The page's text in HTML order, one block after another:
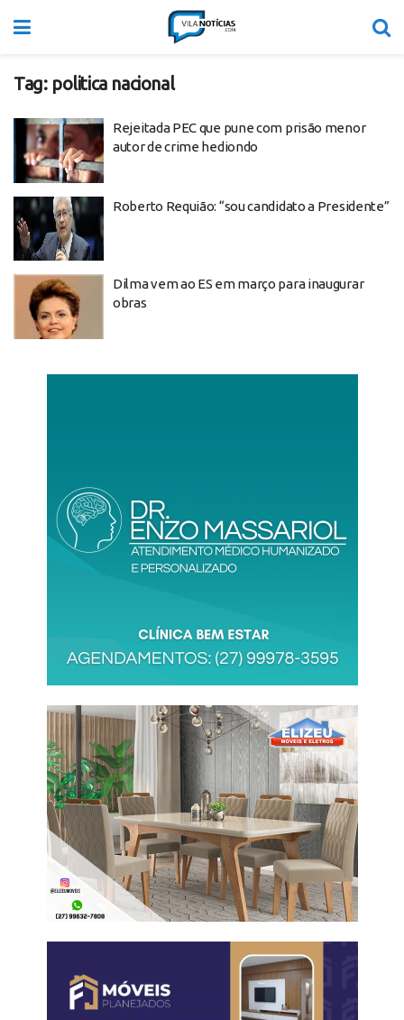
Tag: politica nacional
Rejeitada PEC que pune com prisão menor
autor de crime hediondo
Roberto Requião: “sou candidato a Presidente”
Dilma vem ao ES em março para inaugurar
obras